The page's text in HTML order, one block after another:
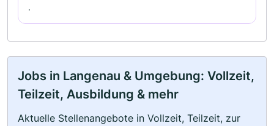
.
Jobs in Langenau & Umgebung: Vollzeit,
Teilzeit, Ausbildung & mehr
Aktuelle Stellenangebote in Vollzeit, Teilzeit, zur